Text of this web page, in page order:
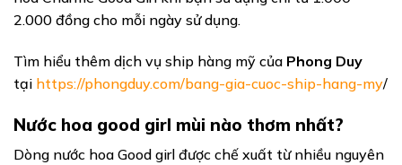
2.000 đồng cho mỗi ngày sử dụng.
Tìm hiểu thêm dịch vụ ship hàng mỹ của Phong Duy
tại https://phongduy.com/bang-gia-cuoc-ship-hang-my/
Nước hoa good girl mùi nào thơm nhất?
Dòng nước hoa Good girl được chế xuất từ nhiều nguyên